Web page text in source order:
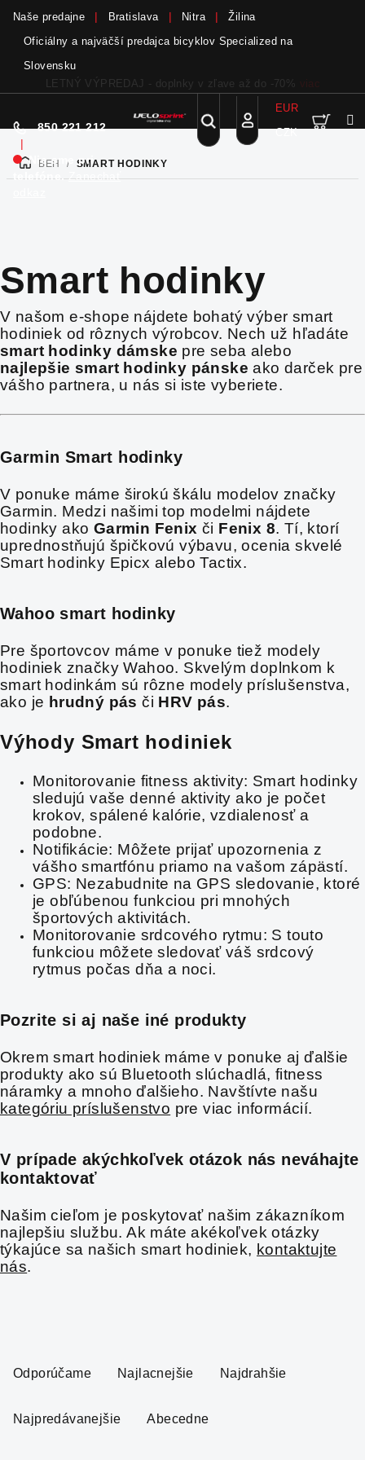
obsah
Naše predajne Bratislava Nitra
Žilina
Oficiálny a najväčší predajca bicyklov Specialized na
Slovensku
Bicykle a elektrobicykle SCOTT teraz skladom
viac
850 221 212
|
Nie sme pri
telefóne.Zanechať
Hľadať
Prihlásenie
EUR
CZK
DOMOV
BEH / SMART HODINKY
Smart hodinky
V našom e-shope nájdete bohatý výber smart
hodiniek od rôznych výrobcov. Nech už hľadáte
smart hodinky dámske pre seba alebo
najlepšie smart hodinky pánske ako darček pre
vášho partnera, u nás si iste vyberiete.
Garmin Smart hodinky
V ponuke máme širokú škálu modelov značky
Garmin. Medzi našimi top modelmi nájdete
hodinky ako Garmin Fenix či Fenix 8. Tí, ktorí
uprednostňujú špičkovú výbavu, ocenia skvelé
Smart hodinky Epicx alebo Tactix.
Wahoo smart hodinky
Pre športovcov máme v ponuke tiež modely
hodiniek značky Wahoo. Skvelým doplnkom k
smart hodinkám sú rôzne modely príslušenstva,
ako je hrudný pás či HRV pás.
Výhody Smart hodiniek
Monitorovanie fitness aktivity: Smart hodinky
sledujú vaše denné aktivity ako je počet
krokov, spálené kalórie, vzdialenosť a
podobne.
Notifikácie: Môžete prijať upozornenia z
vášho smartfónu priamo na vašom zápästí.
GPS: Nezabudnite na GPS sledovanie, ktoré
je obľúbenou funkciou pri mnohých
športových aktivitách.
Monitorovanie srdcového rytmu: S touto
funkciou môžete sledovať váš srdcový
rytmus počas dňa a noci.
Pozrite si aj naše iné produkty
Okrem smart hodiniek máme v ponuke aj ďalšie
produkty ako sú Bluetooth slúchadlá, fitness
náramky a mnoho ďalšieho. Navštívte našu
kategóriu príslušenstvo pre viac informácií.
V prípade akýchkoľvek otázok nás neváhajte
kontaktovať
Našim cieľom je poskytovať našim zákazníkom
najlepšiu službu. Ak máte akékoľvek otázky
týkajúce sa našich smart hodiniek, kontaktujte
nás.
Odporúčame Najlacnejšie Najdrahšie
Najpredávanejšie Abecedne